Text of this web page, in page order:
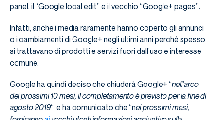
panel, il “Google local edit” e il vecchio “Google+ pages”.
Infatti, anche i media raramente hanno coperto gli annunci
o i cambiamenti di Google+ negli ultimi anni perché spesso
si trattavano di prodotti e servizi fuori dall’uso e interesse
comune.
Google ha quindi deciso che chiuderà Google+ “nell’arco
dei prossimi 10 mesi, il completamento è previsto per la fine di
agosto 2019“, e ha comunicato che “nei prossimi mesi,